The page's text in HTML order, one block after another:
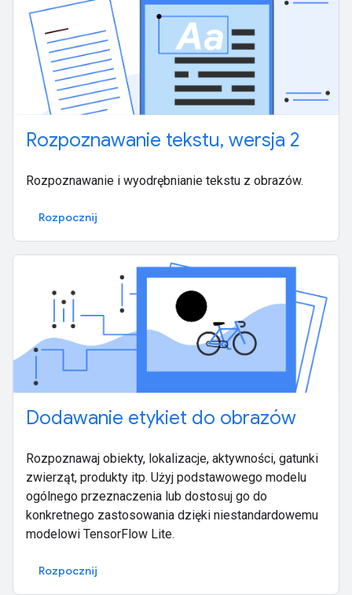
Rozpoznawanie tekstu, wersja 2
Rozpoznawanie i wyodrębnianie tekstu z obrazów.
Rozpocznij
Dodawanie etykiet do obrazów
Rozpoznawaj obiekty, lokalizacje, aktywności, gatunki
zwierząt, produkty itp. Użyj podstawowego modelu
ogólnego przeznaczenia lub dostosuj go do
konkretnego zastosowania dzięki niestandardowemu
modelowi TensorFlow Lite.
Rozpocznij